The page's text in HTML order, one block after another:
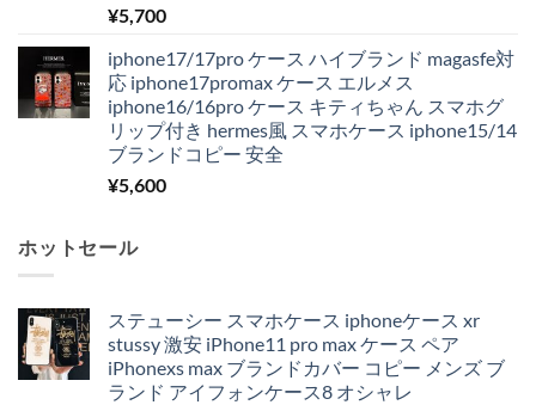
¥5,700
iphone17/17pro ケース ハイブランド magasfe対
応 iphone17promax ケース エルメス
iphone16/16pro ケース キティちゃん スマホグ
リップ付き hermes風 スマホケース iphone15/14
ブランドコピー 安全
¥5,600
ホットセール
ステューシー スマホケース iphoneケース xr
stussy 激安 iPhone11 pro max ケース ペア
iPhonexs max ブランドカバー コピー メンズ ブ
ランド アイフォンケース8 オシャレ